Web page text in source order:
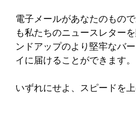
電子メールがあなたのもの
も私たちのニュースレター
ンドアップのより堅牢なバ
イに届けることができます。
いずれにせよ、スピードを上